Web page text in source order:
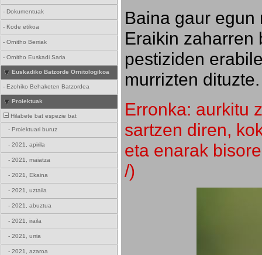
- Dokumentuak
- Kode etikoa
- Ornitho Berriak
- Ornitho Euskadi Saria
Euskadiko Batzorde Ornitologikoa
- Ezohiko Behaketen Batzordea
Proiektuak
Hilabete bat espezie bat
- Proiektuari buruz
- 2021, apirila
- 2021, maiatza
- 2021, Ekaina
- 2021, uztaila
- 2021, abuztua
- 2021, iraila
- 2021, urria
- 2021, azaroa
Baina gaur egun
Eraikin zaharren
pestiziden
murrizten dituzte.
Erronka: aurkitu
sartzen diren,
eta enarak
/)